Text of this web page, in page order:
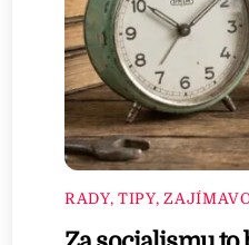
RADY, TIPY,